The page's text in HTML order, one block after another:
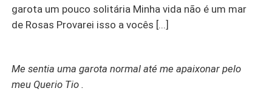
garota um pouco solitária Minha vida não é um mar
de Rosas Provarei isso a vocês [...]
Me sentia umagarota normal até me apaixonar pelo
meu Querio Tio .